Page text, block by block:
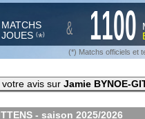
MATCHS
JOUES (*) & 1100
(*) Matchs officiels et
votre avis sur Jamie BYNOE-
- saison 2025/2026